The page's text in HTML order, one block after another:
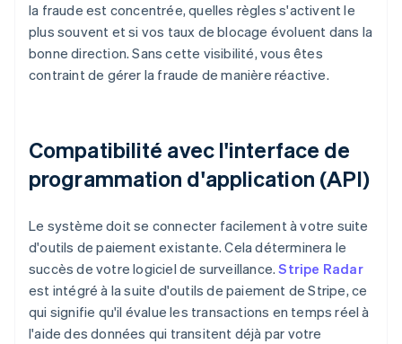
la fraude est concentrée, quelles règles s'activent le
plus souvent et si vos taux de blocage évoluent dans la
bonne direction. Sans cette visibilité, vous êtes
contraint de gérer la fraude de manière réactive.
Compatibilité avec l'interface de
programmation d'application (API)
Le système doit se connecter facilement à votre suite
d'outils de paiement existante. Cela déterminera le
succès de votre logiciel de surveillance.Stripe Radar
est intégré à la suite d'outils de paiement de Stripe, ce
qui signifie qu'il évalue les transactions en temps réel à
l'aide des données qui transitent déjà par votre